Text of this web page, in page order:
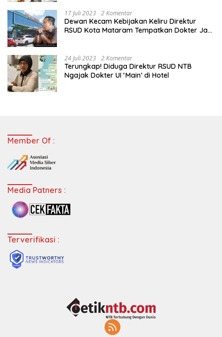
17 Juli 2023 2 Komentar
Dewan Kecam Kebijakan Keliru Direktur
RSUD Kota Mataram Tempatkan Dokter Jadi
24 Juli 2023 2 Komentar
Terungkap! Diduga Direktur RSUD NTB
Ngajak Dokter UI ‘Main’ di Hotel
Member Of :
Media Patners :
Terverifikasi :